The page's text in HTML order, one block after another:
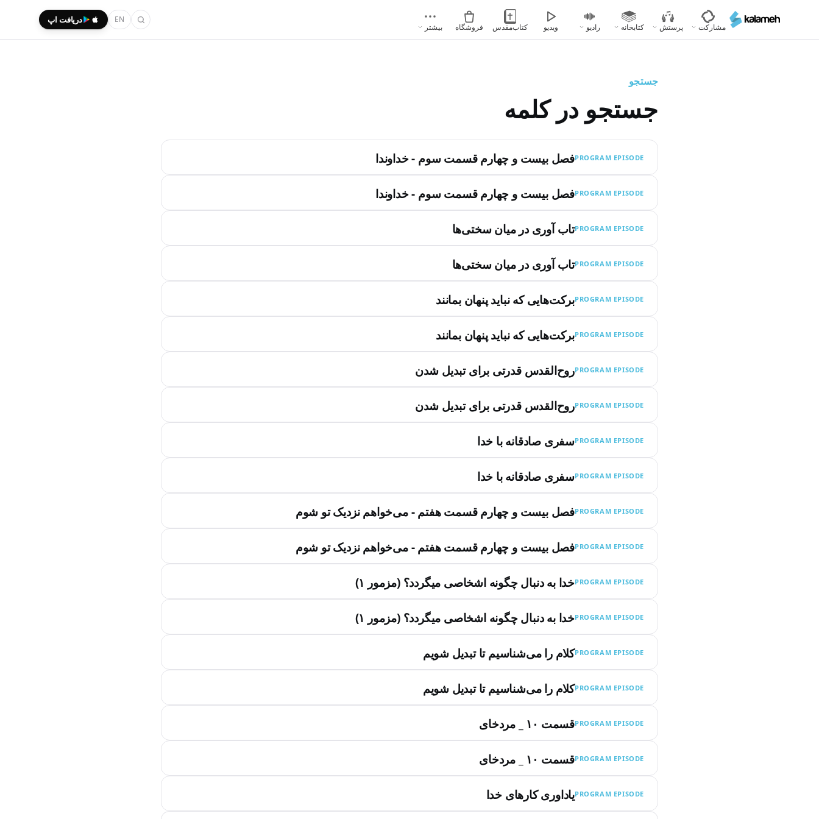
محتوای
مشارکت پرستش کتابخانه رادیو ویدیو کتاب‌مقدس فروشگاه بیشتر
EN دریافت اپ
جستجو
جستجو در کلمه
PROGRAM EPISODEفصل بیست و چهارم قسمت سوم - خداوندا
PROGRAM EPISODEفصل بیست و چهارم قسمت سوم - خداوندا
PROGRAM EPISODEتاب آوری در‌ میان سختی‌ها
PROGRAM EPISODEتاب آوری در‌ میان سختی‌ها
PROGRAM EPISODEبرکت‌هایی که نباید پنهان بمانند
PROGRAM EPISODEبرکت‌هایی که نباید پنهان بمانند
PROGRAM EPISODEروح‌القدس قدرتی برای تبدیل شدن
PROGRAM EPISODEروح‌القدس قدرتی برای تبدیل شدن
PROGRAM EPISODEسفری صادقانه با خدا
PROGRAM EPISODEسفری صادقانه با خدا
PROGRAM EPISODEفصل بیست و چهارم قسمت هفتم - می‌خواهم نزدیک تو شوم
PROGRAM EPISODEفصل بیست و چهارم قسمت هفتم - می‌خواهم نزدیک تو شوم
PROGRAM EPISODEخدا به دنبال چگونه اشخاصی میگردد؟ (مزمور ۱)
PROGRAM EPISODEخدا به دنبال چگونه اشخاصی میگردد؟ (مزمور ۱)
PROGRAM EPISODEکلام را می‌شناسیم تا تبدیل شویم
PROGRAM EPISODEکلام را می‌شناسیم تا تبدیل شویم
PROGRAM EPISODEقسمت ۱۰ _ مردخای
PROGRAM EPISODEقسمت ۱۰ _ مردخای
PROGRAM EPISODEیاداوری کارهای خدا